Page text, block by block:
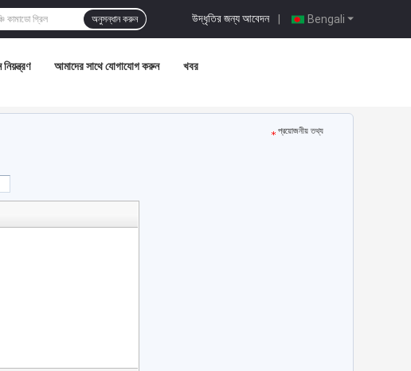
Bengali
উদ্ধৃতির জন্য আবেদন |
অনুসন্ধান করুন
নিয়ন্ত্রণ আমাদের সাথে যোগাযোগ করুন খবর
প্রয়োজনীয় তথ্য